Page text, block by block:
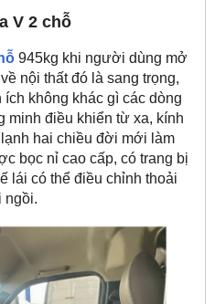
V 2 chỗ
945kg khi người dùng mở
nội thất đó là sang trọng,
không khác gì các dòng
minh điều khiển từ xa, kính
hai chiều đời mới làm
bọc nỉ cao cấp, có trang bị
lái có thể điều chỉnh thoải
ngồi.